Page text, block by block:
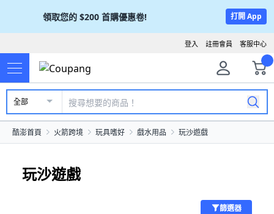
領取您的 $200 首購優惠卷! 打開 App
客服中心
註冊會員
登入
全部
酷澎首頁 火箭跨境 玩具嗜好 戲水用品 玩沙遊戲
玩沙遊戲
篩選器